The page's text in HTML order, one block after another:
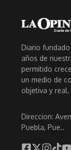
Diario
años de
permitido
un medio de
objetiva y real.
Direccion:
Puebla, Pue..